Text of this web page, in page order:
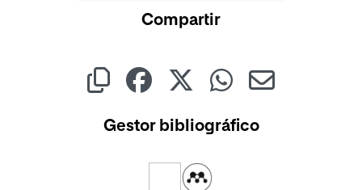
Compartir
Gestor bibliográfico